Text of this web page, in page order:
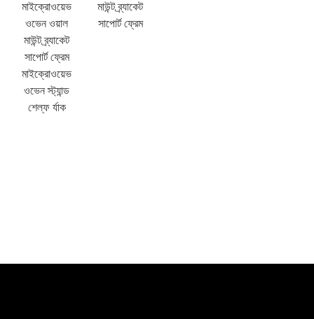
মাইক্রোওয়েভ
ওভেন ওয়াল
মাউন্ট ব্র্যাকেট
সাপোর্ট ফ্রেম
মাইক্রোওয়েভ
ওভেন স্ট্যান্ড
শেল্ফ র্যাক
মাউন্ট ব্র্যাকেট
সাপোর্ট ফ্রেম
একটি অনুরোধ জমা দিন
×